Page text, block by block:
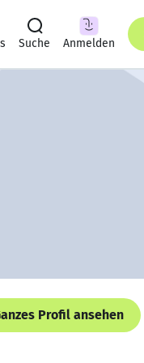
Suche Anmelden
Profil ansehen